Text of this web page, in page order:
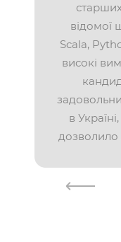
відомої
Scala,
високі
в